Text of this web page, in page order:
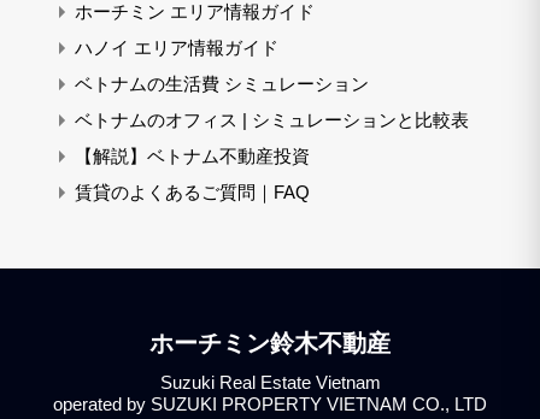
ホーチミン エリア情報ガイド
ハノイ エリア情報ガイド
ベトナムの生活費 シミュレーション
ベトナムのオフィス | シミュレーションと比較表
【解説】ベトナム不動産投資
賃貸のよくあるご質問｜FAQ
ホーチミン鈴木不動産
Suzuki Real Estate Vietnam
operated by SUZUKI PROPERTY VIETNAM CO., LTD